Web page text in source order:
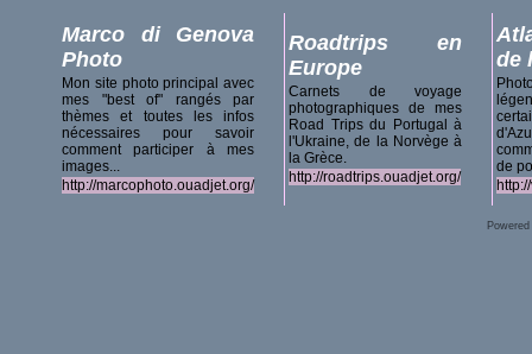
Marco di Genova
Photo
Mon site photo principal avec
mes "best of" rangés par
thèmes et toutes les infos
nécessaires pour savoir
comment participer à mes
images...
http://marcophoto.ouadjet.org/
Roadtrips en
Europe
Carnets de voyage
photographiques de mes
Road Trips du Portugal à
l'Ukraine, de la Norvège à
la Grèce.
http://roadtrips.ouadjet.org/
de
de